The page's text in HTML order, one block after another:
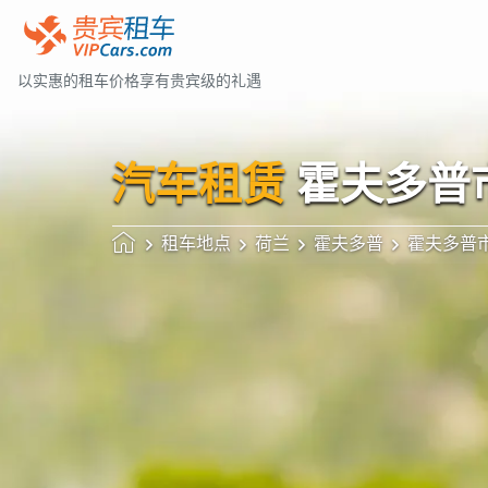
以实惠的租车价格享有贵宾级的礼遇
汽车租赁霍夫多普
租车地点 荷兰 霍夫多普 霍夫多普